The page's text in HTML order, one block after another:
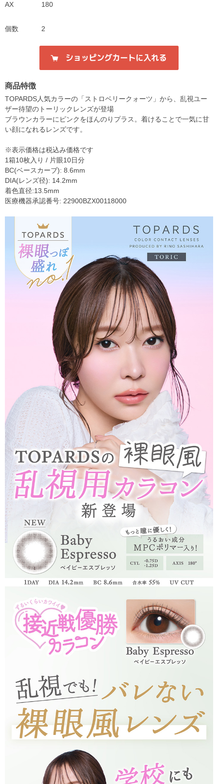
AX 180
個数 2
商品特徴
TOPARDS人気カラーの「ストロベリークォーツ」から、乱視ユー
ザー待望のトーリックレンズが登場
ブラウンカラーにピンクをほんのりプラス。着けることで一気に甘
い顔になれるレンズです。
※表示価格は税込み価格です
1箱10枚入り / 片眼10日分
BC(ベースカーブ): 8.6mm
DIA(レンズ径): 14.2mm
着色直径:13.5mm
医療機器承認番号: 22900BZX00118000